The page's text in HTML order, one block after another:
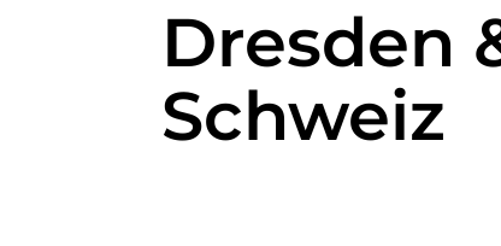
Dresden
Schweiz